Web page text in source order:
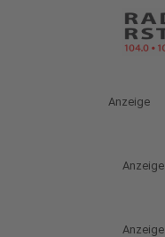
Anzeige
Anzeige
Anzeige